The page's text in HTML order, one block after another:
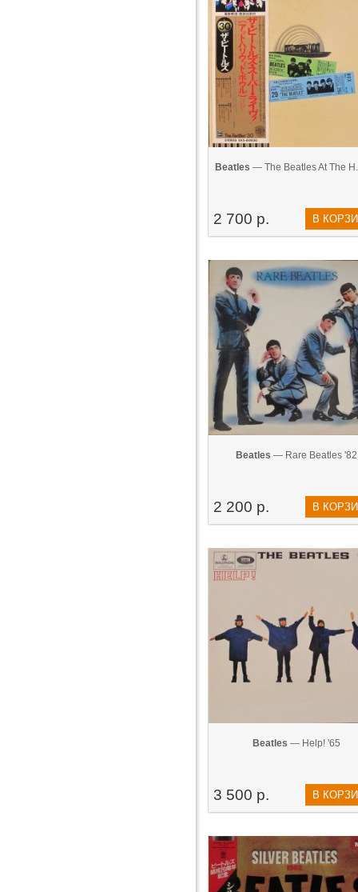
Beatles — The Beatles At The
2 700 р. В
Beatles — Rare Beatles '82
2 200 р. В
Beatles — Help! '65
3 500 р. В